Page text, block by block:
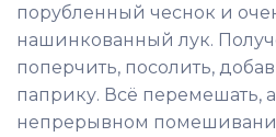
порубленный чеснок и
нашинкованный лук.
поперчить, посолить,
паприку. Всё перемешать,
непрерывном